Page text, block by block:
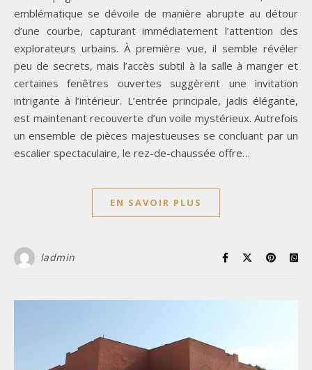
emblématique se dévoile de manière abrupte au détour
d’une courbe, capturant immédiatement l’attention des
explorateurs urbains. À première vue, il semble révéler
peu de secrets, mais l’accès subtil à la salle à manger et
certaines fenêtres ouvertes suggèrent une invitation
intrigante à l’intérieur. L’entrée principale, jadis élégante,
est maintenant recouverte d’un voile mystérieux. Autrefois
un ensemble de pièces majestueuses se concluant par un
escalier spectaculaire, le rez-de-chaussée offre…
EN SAVOIR PLUS
ladmin